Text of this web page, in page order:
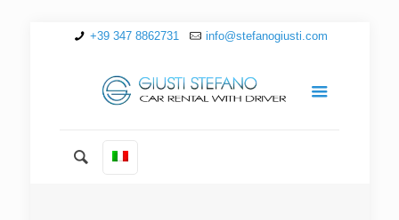
+39 347 8862731 info@stefanogiusti.com